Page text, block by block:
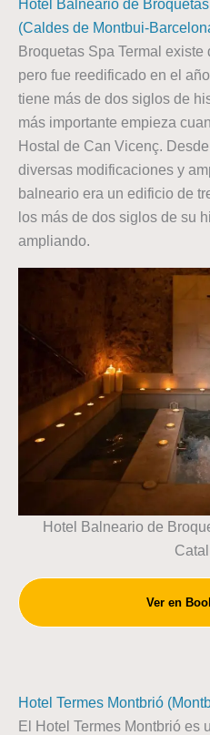
Hotel Balneario de
(Caldes de Montbui-
Broquetas Spa Termal
pero fue reedificado en el
tiene más de dos siglos de
más importante empieza
Hostal de Can Vicenç.
diversas modificaciones y
balneario era un edificio de
los más de dos siglos de su
ampliando.
Hotel Balneario de
Ver en
Hotel Termes Montbrió
El Hotel Termes Montbrió es